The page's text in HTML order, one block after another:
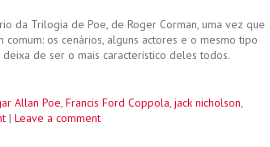
da Trilogia de Poe, de Roger Corman, uma vez que
os cenários, alguns actores e o mesmo tipo
de ser o mais característico deles todos.
Allan Poe, Francis Ford Coppola, jack nicholson,
| Leave a comment